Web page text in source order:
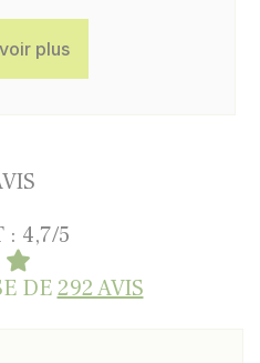
plus
: 4,7/5
DE292 AVIS